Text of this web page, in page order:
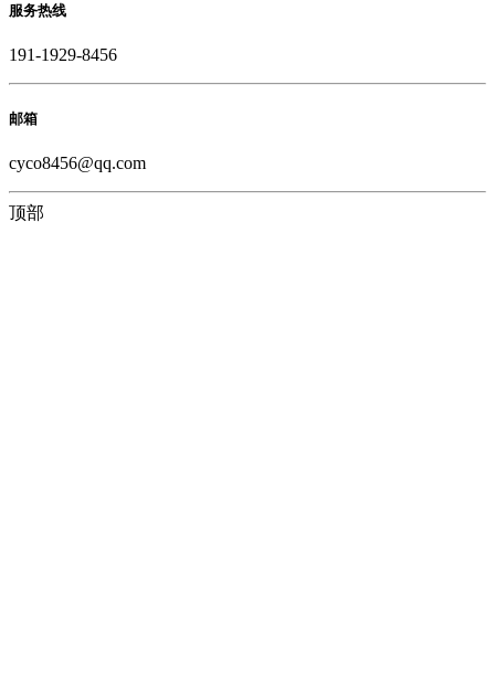
服务热线
191-1929-8456
邮箱
cyco8456@qq.com
顶部